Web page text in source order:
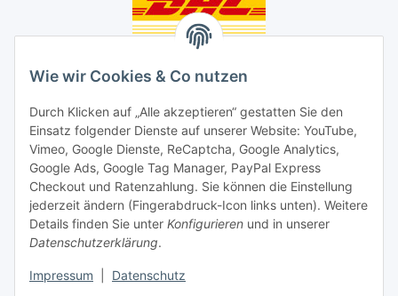
Wie wir Cookies & Co nutzen
Durch Klicken auf „Alle akzeptieren“ gestatten Sie den
Einsatz folgender Dienste auf unserer Website: YouTube,
Vimeo, Google Dienste, ReCaptcha, Google Analytics,
Google Ads, Google Tag Manager, PayPal Express
Checkout und Ratenzahlung. Sie können die Einstellung
jederzeit ändern (Fingerabdruck-Icon links unten). Weitere
Details finden Sie unter Konfigurieren und in unserer
Datenschutzerklärung.
Impressum Datenschutz
Social Media
Unsere Dienstleistungen
Lampenreparatur
Lichtservice für Senioren
Vertrag widerrufen